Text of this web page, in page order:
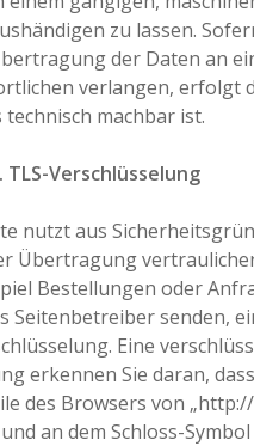
zu lassen.
der Daten an
verlangen, erfolgt
technisch machbar ist.
TLS-Verschlüsselung
nutzt aus
Übertragung
Bestellungen oder
Seitenbetreiber senden,
Eine
erkennen Sie daran,
des Browsers von
an dem Schloss-